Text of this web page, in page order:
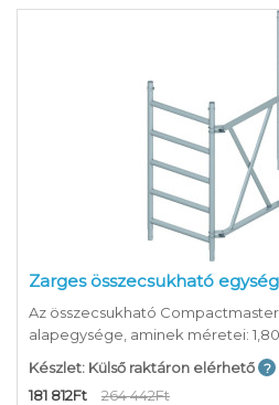
Zarges összecsukható
Az összecsukható Compactmaster
alapegysége, aminek méretei: 1,80
Készlet: Külső raktáron elérhető
181 812Ft
264 442Ft